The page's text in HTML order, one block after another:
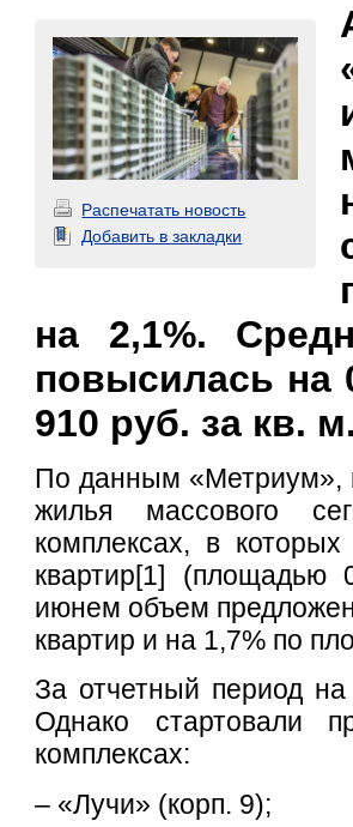
Распечатать новость
Добавить в закладки
на 2,1%.
повысилась на
910 руб. за кв. м.
По данным «Метриум»,
жилья массового
комплексах, в
квартир[1]
июнем объем
квартир и на 1,7% по
За отчетный период
Однако стартовали
комплексах:
– «Лучи» (корп. 9);